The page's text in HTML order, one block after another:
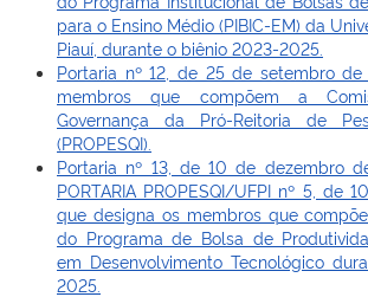
para o Ensino Médio (PIBIC-EM) da
Piauí, durante o biênio 2023-2025.
Portaria nº 12, de 25 de setembro
membros que compõem a
Governança da Pró-Reitoria de
(PROPESQI).
Portaria nº 13, de 10 de dezembro
PORTARIA PROPESQI/UFPI nº 5, de
que designa os membros que
do Programa de Bolsa de
em Desenvolvimento Tecnológico
2025.